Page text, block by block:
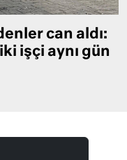
can aldı:
işçi aynı gün